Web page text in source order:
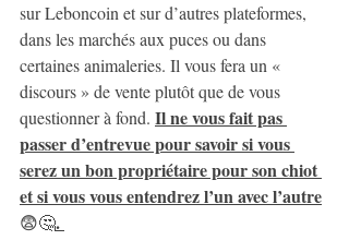
sur Leboncoin et sur d’autres plateformes,
dans les marchés aux puces ou dans
certaines animaleries. Il vous fera un «
discours » de vente plutôt que de vous
questionner à fond. Il ne vous fait pas
passer d’entrevue pour savoir si vous
serez un bon propriétaire pour son chiot
et si vous vous entendrez l’un avec l’autre
😨🤔.